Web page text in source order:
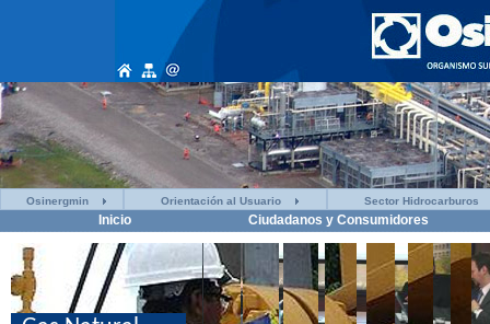
Osinergmin Orientación al Usuario Sector Hidrocarburos
Inicio Ciudadanos y Consumidores